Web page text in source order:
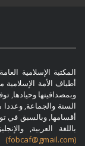
المكتبة الإسلامية
أطياف الأمة
وبمصداقيتها وحيادها,
السنة والجماعة, وعددا
أقسامها, وبالسبق في
باللغة العربية,
(fobcaf@gmail.com)